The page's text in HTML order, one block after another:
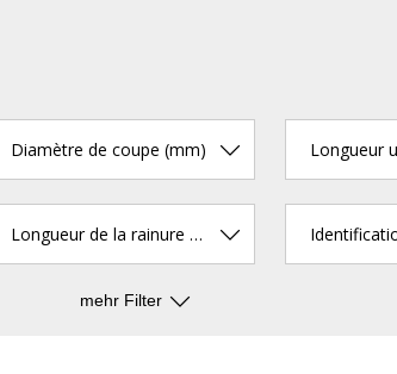
Diamètre de coupe (mm) Longueur
Longueur de la rainure à copeaux (mm)
mehr Filter